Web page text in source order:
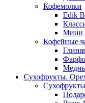
Кофемолки
Edik
Мини
Кофейные
Сухофрукты.
Сухофрукты